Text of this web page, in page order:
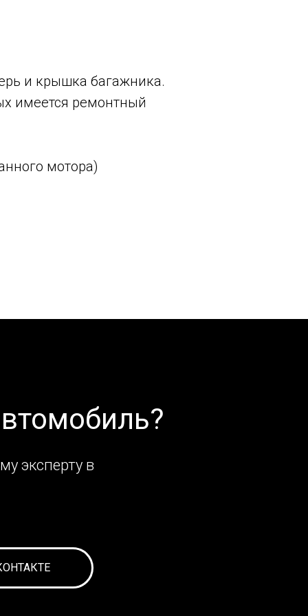
и крышка багажника.
имеется ремонтный
мотора)
эксперту в